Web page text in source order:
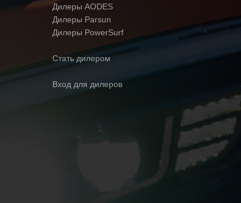
Дилеры AODES
Дилеры Parsun
Дилеры PowerSurf
Стать дилером
Вход для дилеров